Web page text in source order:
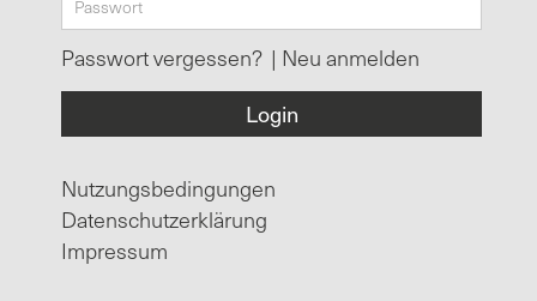
Passwort vergessen? | Neu anmelden
Nutzungsbedingungen
Datenschutzerklärung
Impressum